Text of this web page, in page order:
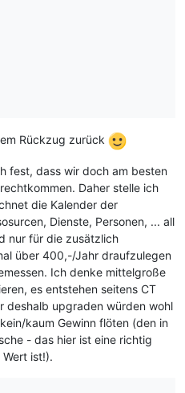
Rückzug zurück
fest, dass wir doch am besten
Daher stelle ich
die Kalender der
Dienste, Personen, ... all
nur für die zusätzlich
über 400,-/Jahr draufzulegen
Ich denke mittelgroße
es entstehen seitens CT
deshalb upgraden würden wohl
kaum Gewinn flöten (den in
- das hier ist eine richtig
ist!).